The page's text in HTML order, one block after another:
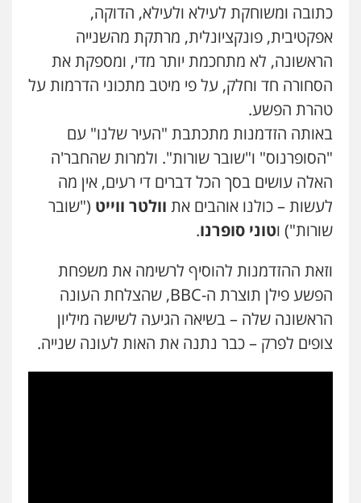
כתובה ומשוחקת לעילא ולעילא, הדוקה,
אפקטיבית, פונקציונלית, מרתקת מהשנייה
הראשונה, לא מתחכמת יותר מדי, ומספקת את
הסחורה חד וחלק, על פי מיטב מתכוני הדרמות על
טהרת הפשע.
באותה הזדמנות מתכתבת "העיר שלנו" עם
"הסופרנוס" ו"שובר שורות". ולמרות שהחבר'ה
האלה עושים בסך הכל דברים די רעים, אין מה
לעשות – כולנו אוהבים את וולטר ווייט ("שובר
שורות") וטוני סופרנו.
וזאת ההזדמנות להוסיף לרשימה את משפחת
הפשע פילן תוצרת ה-BBC, שהצלחת העונה
הראשונה שלה – בשיאה הגיעה לשישה מיליון
צופים לפרק – כבר נתנה את האות לעונה שנייה.